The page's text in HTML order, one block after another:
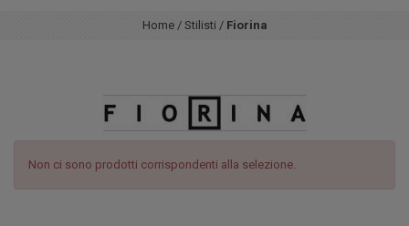
Home / Stilisti / Fiorina
Non ci sono prodotti corrispondenti alla selezione.